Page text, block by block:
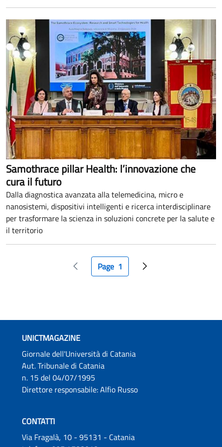
Samothrace pillar Health: l’innovazione che
cura il futuro
Dalla diagnostica avanzata alla telemedicina, micro e
nanosistemi, dispositivi intelligenti e ricerca interdisciplinare
per trasformare la scienza in soluzioni concrete per la salute e
il territorio
Paginazione
Pagina precedentePagina attuale
Page 1 Pagina successiva
UNICTMAGAZINE
Giornale dell'Università di Catania
Aut. Tribunale di Catania
n. 15 del 04/07/1995
Direttore responsabile: Alfio Russo
CONTATTI
Via Fragalà, 10 - 95131 - Catania